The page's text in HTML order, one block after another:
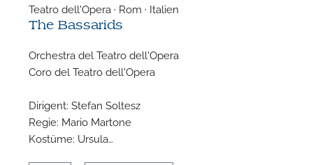
Teatro dell'Opera · Rom · Italien
The Bassarids
Orchestra del Teatro dell'Opera
Coro del Teatro dell'Opera
Dirigent: Stefan Soltesz
Regie: Mario Martone
Kostüme: Ursula…